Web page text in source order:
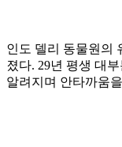
인도 델리 동물원의
졌다. 29년 평생 대
알려지며 안타까움